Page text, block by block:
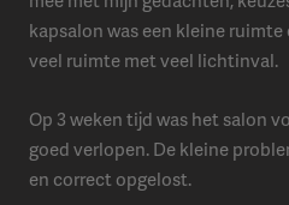
kapsalon was een kleine
veel ruimte met veel lichtinval.
Op 3 weken tijd was het salon
goed verlopen. De kleine
en correct opgelost.